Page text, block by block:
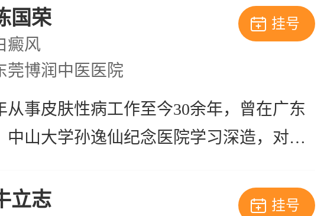
国荣
癜风
莞博润中医医院
挂号
从事皮肤性病工作至今30余年，曾在广东
中山大学孙逸仙纪念医院学习深造，对各
疗痤疮、尖锐湿疣等皮肤性病。
立志 挂号